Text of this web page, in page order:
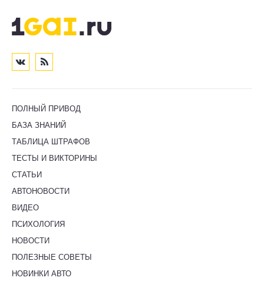
ПОЛНЫЙ ПРИВОД
БАЗА ЗНАНИЙ
ТАБЛИЦА ШТРАФОВ
ТЕСТЫ И ВИКТОРИНЫ
СТАТЬИ
АВТОНОВОСТИ
ВИДЕО
ПСИХОЛОГИЯ
НОВОСТИ
ПОЛЕЗНЫЕ СОВЕТЫ
НОВИНКИ АВТО